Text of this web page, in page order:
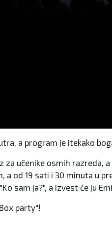
a program je itekako
za učenike osmih
od 19 sati i 30 minuta u
sam ja?", a izvest će ju
party"!